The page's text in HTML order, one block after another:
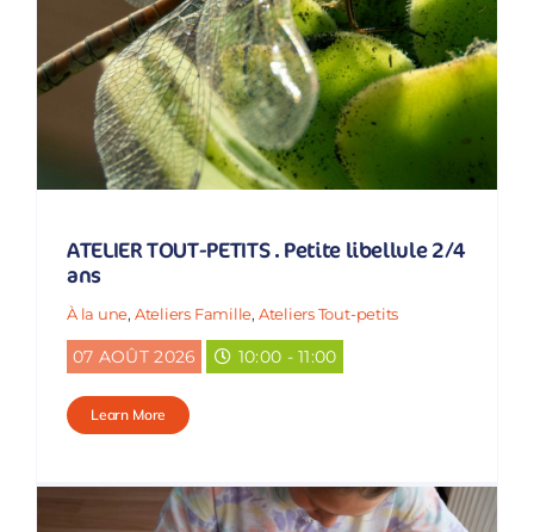
ATELIER TOUT-PETITS . Petite libellule 2/4
ans
À la une, Ateliers Famille, Ateliers Tout-petits
07 AOÛT 2026 10:00 - 11:00
Learn More